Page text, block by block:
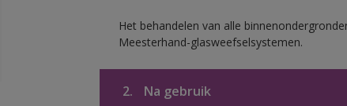
Het behandelen van alle
Meesterhand-glasweefselsystemen.
2. Na gebruik